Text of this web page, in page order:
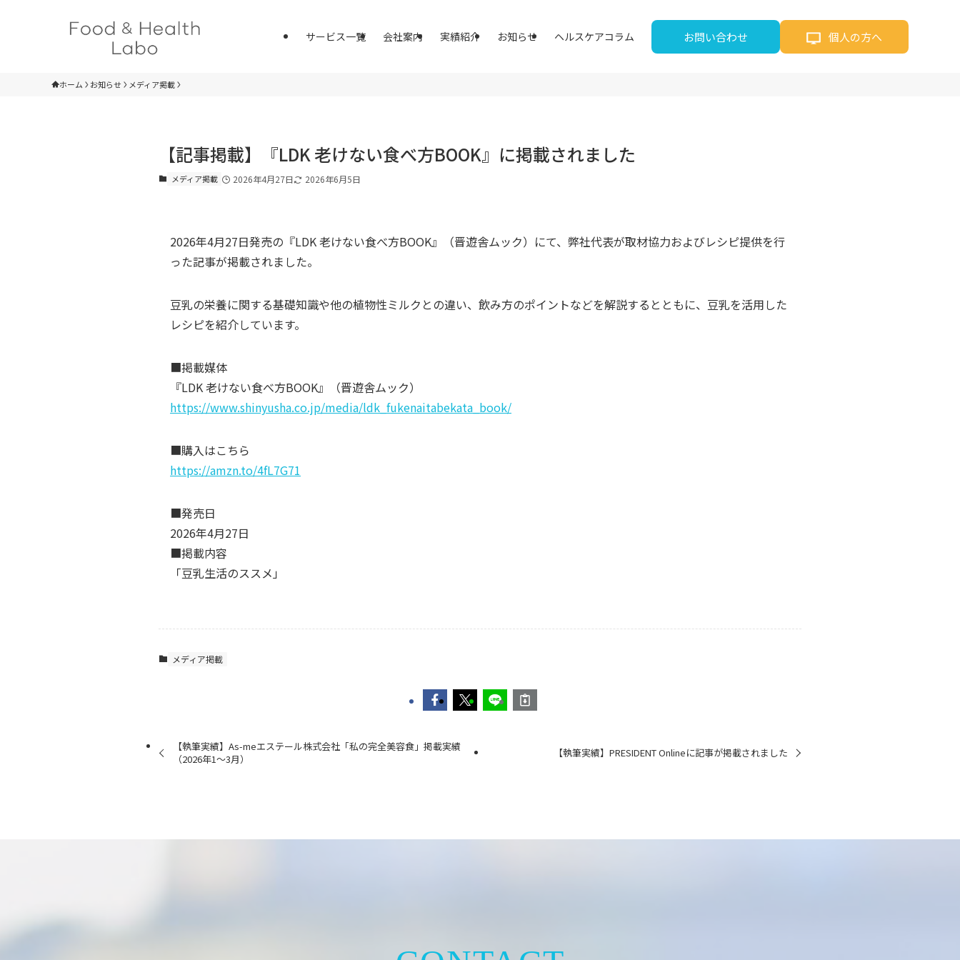
サービス一覧 会社案内 実績紹介 お知らせ ヘルスケアコラム お問い合わせ 個人の方へ
ホーム お知らせ メディア掲載
【記事掲載】『LDK 老けない食べ方BOOK』に掲載されました
メディア掲載 2026年4月27日 2026年6月5日
2026年4月27日発売の『LDK 老けない食べ方BOOK』（晋遊舎ムック）にて、弊社代表が取材協力およびレシピ提供を行
った記事が掲載されました。
豆乳の栄養に関する基礎知識や他の植物性ミルクとの違い、飲み方のポイントなどを解説するとともに、豆乳を活用した
レシピを紹介しています。
■掲載媒体
『LDK 老けない食べ方BOOK』（晋遊舎ムック）
https://www.shinyusha.co.jp/media/ldk_fukenaitabekata_book/
■購入はこちら
https://amzn.to/4fL7G71
■発売日
2026年4月27日
■掲載内容
「豆乳生活のススメ」
メディア掲載
【執筆実績】As-meエステール株式会社「私の完全美容食」掲載実績
（2026年1～3月）
【執筆実績】PRESIDENT Onlineに記事が掲載されました